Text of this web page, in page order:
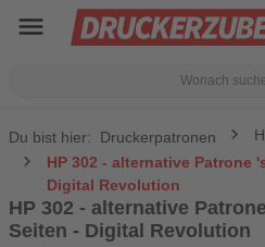
menu
Du bist hier: Druckerpatronen
HP 302 - alternative Patrone
Digital Revolution
HP 302 - alternative
Seiten - Digital Revolution